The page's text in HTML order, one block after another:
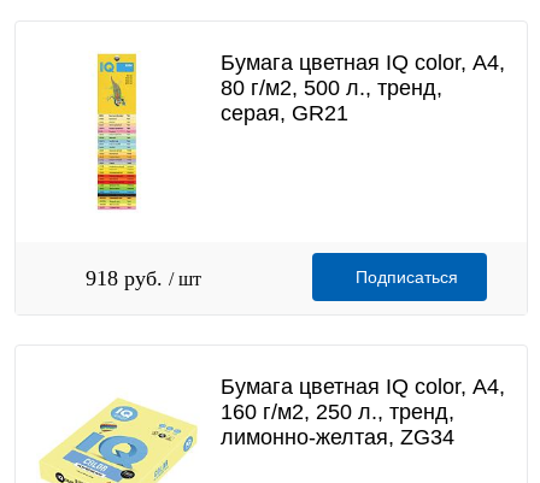
Бумага цветная IQ color, А4,
80 г/м2, 500 л., тренд,
серая, GR21
918 руб. / шт Подписаться
Бумага цветная IQ color, А4,
160 г/м2, 250 л., тренд,
лимонно-желтая, ZG34